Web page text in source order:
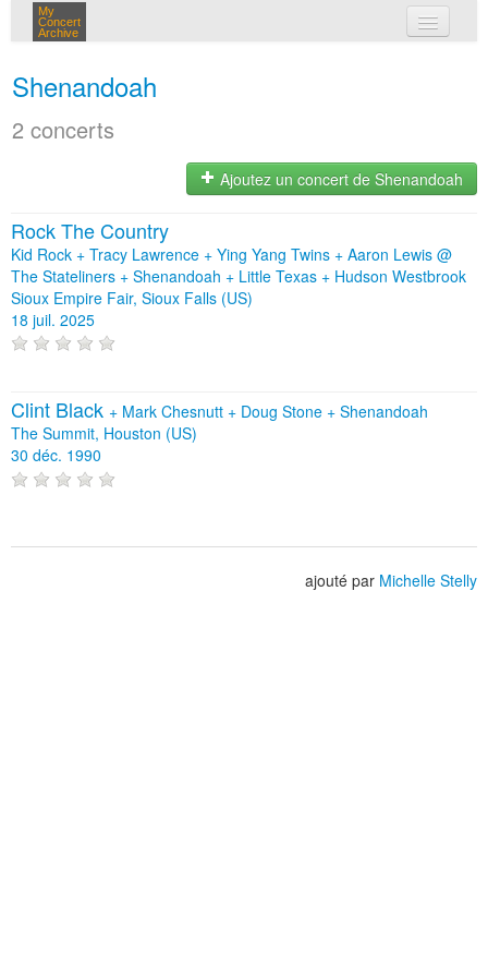
My
Concert
Archive
Shenandoah
2 concerts
Ajoutez un concert de Shenandoah
Rock The Country
Kid Rock + Tracy Lawrence + Ying Yang Twins + Aaron Lewis @
The Stateliners + Shenandoah + Little Texas + Hudson Westbrook
Sioux Empire Fair, Sioux Falls (US)
18 juil. 2025
Clint Black + Mark Chesnutt + Doug Stone + Shenandoah
The Summit, Houston (US)
30 déc. 1990
ajouté par Michelle Stelly